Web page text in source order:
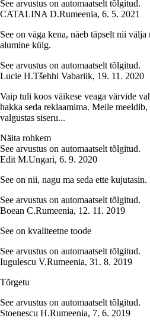
See arvustus on automaatselt tõlgitud.
CATALINA D.Rumeenia, 6. 5. 2021
See on väga kena, näeb täpselt nii
alumine külg.
See arvustus on automaatselt tõlgitud.
Lucie H.Tšehhi Vabariik, 19. 11. 2020
Vaip tuli koos väikese veaga värvide
hakka seda reklaamima. Meile
valgustas siseru...
Näita rohkem
See arvustus on automaatselt tõlgitud.
Edit M.Ungari, 6. 9. 2020
See on nii, nagu ma seda ette kujutasin.
See arvustus on automaatselt tõlgitud.
Boean C.Rumeenia, 12. 11. 2019
See on kvaliteetne toode
See arvustus on automaatselt tõlgitud.
Iugulescu V.Rumeenia, 31. 8. 2019
Tõrgetu
See arvustus on automaatselt tõlgitud.
Stoenescu H.Rumeenia, 7. 6. 2019